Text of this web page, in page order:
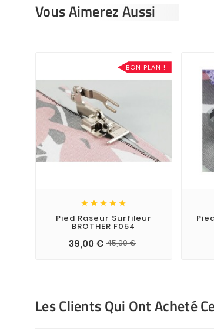
Vous Aimerez Aussi
BON PLAN !
    
Pied Raseur Surfileur
BROTHER F054
39,00 € 45,00 €
Les Clients Qui Ont Acheté